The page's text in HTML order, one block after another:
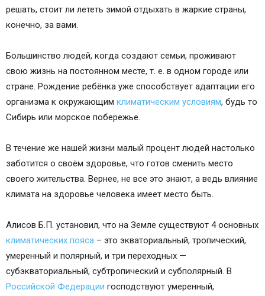
решать, стоит ли лететь зимой отдыхать в жаркие страны,
конечно, за вами.
Большинство людей, когда создают семьи, проживают
свою жизнь на постоянном месте, т. е. в одном городе или
стране. Рождение ребёнка уже способствует адаптации его
организма к окружающим климатическим условиям, будь то
Сибирь или морское побережье.
В течение же нашей жизни малый процент людей настолько
заботится о своём здоровье, что готов сменить место
своего жительства. Вернее, не все это знают, а ведь влияние
климата на здоровье человека имеет место быть.
Алисов Б.П. установил, что на Земле существуют 4 основных
климатических пояса – это экваториальный, тропический,
умеренный и полярный, и три переходных —
субэкваториальный, субтропический и субполярный. В
Российской Федерации господствуют умеренный,